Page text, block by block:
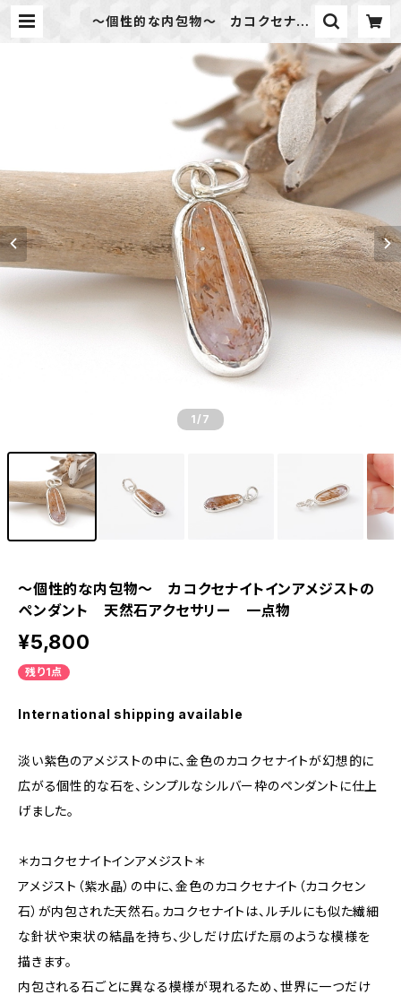
～個性的な内包物～ カコクセナイ
石アクセサリー 一点物 | 天然石の
アクセサリーShop *macari* マカ
リ ハンドメイドアクセサリー
1 /7
～個性的な内包物～ カコクセナイトインアメジストの
ペンダント 天然石アクセサリー 一点物
¥5,800
残り1点
International shipping available
淡い紫色のアメジストの中に、金色のカコクセナイトが幻想的に
広がる個性的な石を、シンプルなシルバー枠のペンダントに仕上
げました。
＊カコクセナイトインアメジスト＊
アメジスト（紫水晶）の中に、金色のカコクセナイト（カコクセン
石）が内包された天然石。カコクセナイトは、ルチルにも似た繊細
な針状や束状の結晶を持ち、少しだけ広げた扇のような模様を
描きます。
内包される石ごとに異なる模様が現れるため、世界に一つだけ